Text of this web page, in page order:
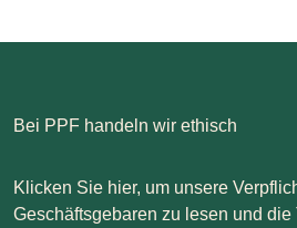
Bei PPF handeln wir ethisch
Klicken Sie hier, um unsere
Geschäftsgebaren zu lesen und